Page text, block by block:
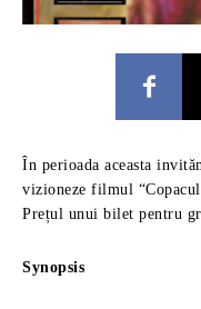
În perioada aceasta
vizioneze filmul
Prețul unui bilet pentru
Synopsis